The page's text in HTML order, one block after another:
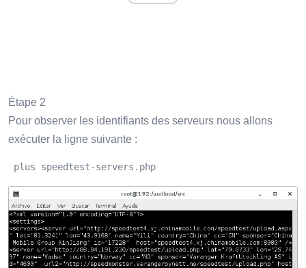
Étape 2
Pour observer les identifiants des serveurs nous allons
exécuter la ligne suivante :
plus speedtest-servers.php